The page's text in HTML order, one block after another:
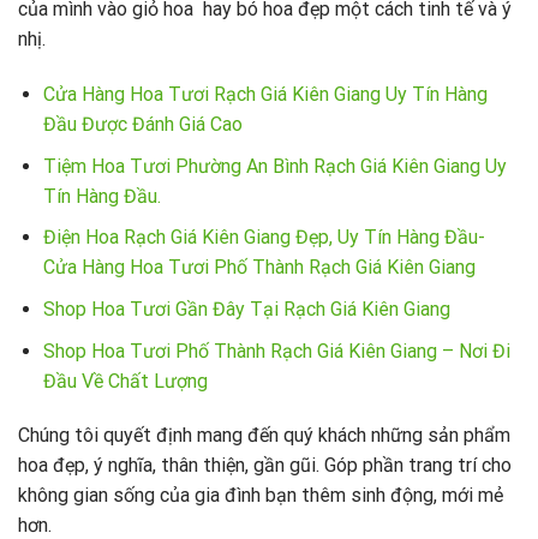
của mình vào giỏ hoa hay bó hoa đẹp một cách tinh tế và ý
nhị.
Cửa Hàng Hoa Tươi Rạch Giá Kiên Giang Uy Tín Hàng
Đầu Được Đánh Giá Cao
Tiệm Hoa Tươi Phường An Bình Rạch Giá Kiên Giang Uy
Tín Hàng Đầu.
Điện Hoa Rạch Giá Kiên Giang Đẹp, Uy Tín Hàng Đầu-
Cửa Hàng Hoa Tươi Phố Thành Rạch Giá Kiên Giang
Shop Hoa Tươi Gần Đây Tại Rạch Giá Kiên Giang
Shop Hoa Tươi Phố Thành Rạch Giá Kiên Giang – Nơi Đi
Đầu Về Chất Lượng
Chúng tôi quyết định mang đến quý khách những sản phẩm
hoa đẹp, ý nghĩa, thân thiện, gần gũi. Góp phần trang trí cho
không gian sống của gia đình bạn thêm sinh động, mới mẻ
hơn.